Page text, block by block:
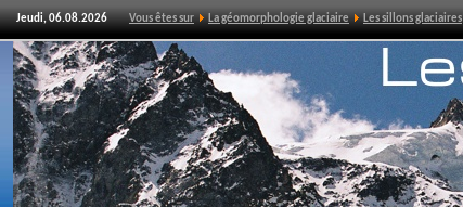
Jeudi, 06.08.2026 Vous êtes sur La géomorphologie glaciaire Les sillons glaciaires